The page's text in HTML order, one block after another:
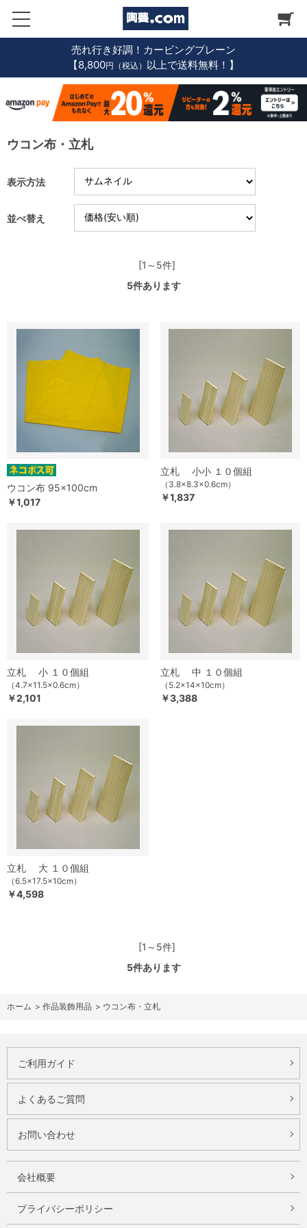
売れ行き好調！カービングプレーン
【8,800円（税込） 以上で送料無料！】
ウコン布・立札
表示方法
並べ替え
[1～5件]
5件あります
ウコン布 95×100cm
￥1,017
立札 小小 １０個組
（3.8×8.3×0.6cm）
￥1,837
立札 小 １０個組
（4.7×11.5×0.6cm）
￥2,101
立札 中 １０個組
（5.2×14×10cm）
￥3,388
立札 大 １０個組
（6.5×17.5×10cm）
￥4,598
[1～5件]
5件あります
ホーム > 作品装飾用品 > ウコン布・立札
ご利用ガイド
よくあるご質問
お問い合わせ
会社概要
プライバシーポリシー